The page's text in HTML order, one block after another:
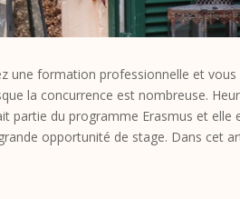
une formation professionnelle et
la concurrence est nombreuse.
partie du programme Erasmus et elle
opportunité de stage. Dans cet